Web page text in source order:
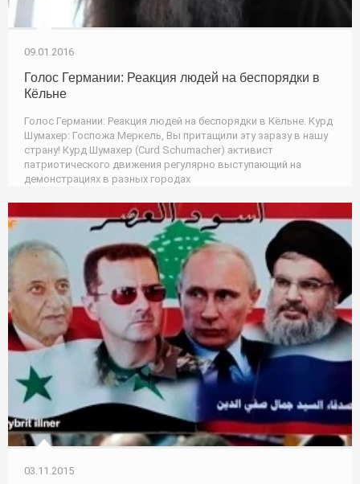
09.01.2016
Голос Германии: Реакция людей на беспорядки в
Кёльне
Голос Германии: Реакция людей на беспорядки в Кёльне. Курд
Шумахер: Госпожа Меркель, Вы притащили эту заразу в нашу
страну! Курд Шумахер (Curd Schumacher) активист
патриотического движения регулярно выступающий на
демонстрациях в разных городах
03.11.2015